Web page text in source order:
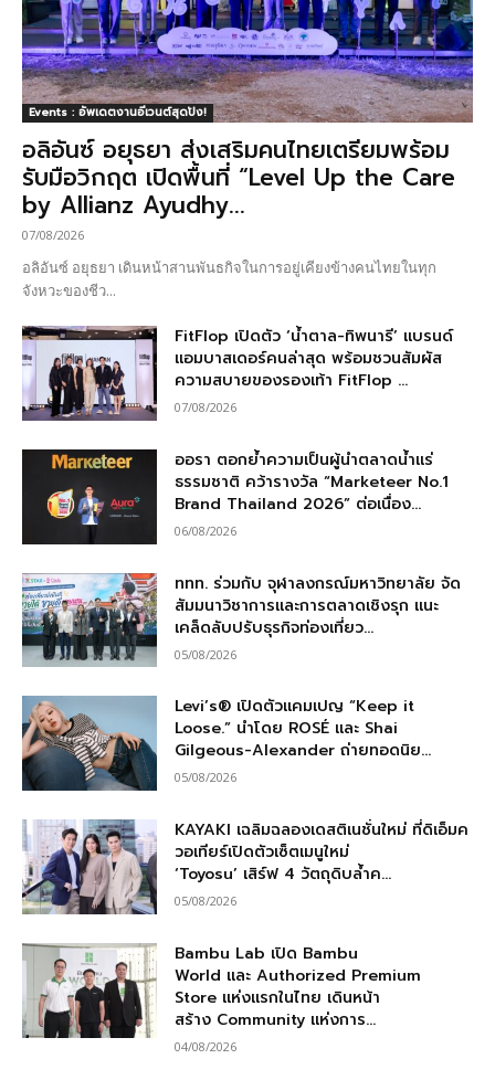
Events : อัพเดตงานอีเวนต์สุดปัง!
อลิอันซ์ อยุธยา ส่งเสริมคนไทยเตรียมพร้อม
รับมือวิกฤต เปิดพื้นที่ “Level Up the Care
by Allianz Ayudhy...
07/08/2026
อลิอันซ์ อยุธยา เดินหน้าสานพันธกิจในการอยู่เคียงข้างคนไทยในทุก
จังหวะของชีว...
FitFlop เปิดตัว ‘น้ำตาล-ทิพนารี’ แบรนด์
แอมบาสเดอร์คนล่าสุด พร้อมชวนสัมผัส
ความสบายของรองเท้า FitFlop ...
07/08/2026
ออรา ตอกย้ำความเป็นผู้นำตลาดน้ำแร่
ธรรมชาติ คว้ารางวัล “Marketeer No.1
Brand Thailand 2026” ต่อเนื่อง...
06/08/2026
ททท. ร่วมกับ จุฬาลงกรณ์มหาวิทยาลัย จัด
สัมมนาวิชาการและการตลาดเชิงรุก แนะ
เคล็ดลับปรับธุรกิจท่องเที่ยว...
05/08/2026
Levi’s® เปิดตัวแคมเปญ “Keep it
Loose.” นำโดย ROSÉ และ Shai
Gilgeous-Alexander ถ่ายทอดนิย...
05/08/2026
KAYAKI เฉลิมฉลองเดสติเนชั่นใหม่ ที่ดิเอ็มค
วอเทียร์เปิดตัวเซ็ตเมนูใหม่
‘Toyosu’ เสิร์ฟ 4 วัตถุดิบล้ำค...
05/08/2026
Bambu Lab เปิด Bambu
World และ Authorized Premium
Store แห่งแรกในไทย เดินหน้า
สร้าง Community แห่งการ...
04/08/2026